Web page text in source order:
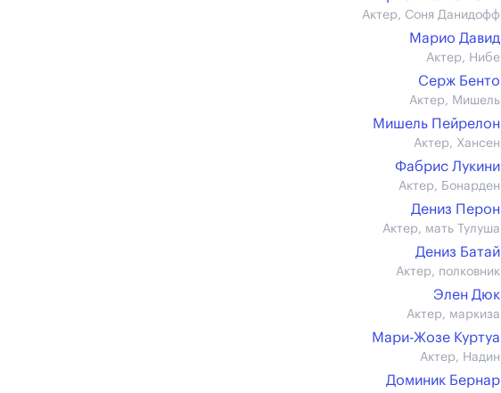
Актер, Соня Данидофф
Марио Давид
Актер, Нибе
Серж Бенто
Актер, Мишель
Мишель Пейрелон
Актер, Хансен
Фабрис Лукини
Актер, Бонарден
Дениз Перон
Актер, мать Тулуша
Дениз Батай
Актер, полковник
Элен Дюк
Актер, маркиза
Мари-Жозе Куртуа
Актер, Надин
Доминик Бернар